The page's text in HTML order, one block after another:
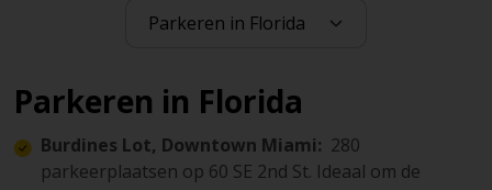
Parkeren in Florida
Burdines Lot, Downtown Miami: 280
parkeerplaatsen op 60 SE 2nd St. Ideaal om de